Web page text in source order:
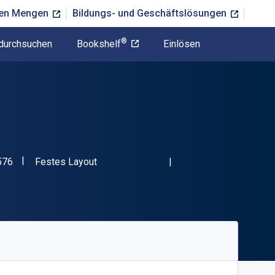
Mengen Bildungs- und Geschäftslösungen
Bookshelf® Einlösen
"ISBN-13 9780939874576"
Format
Festes Layout